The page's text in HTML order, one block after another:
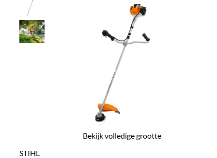
Bekijk volledige grootte
STIHL